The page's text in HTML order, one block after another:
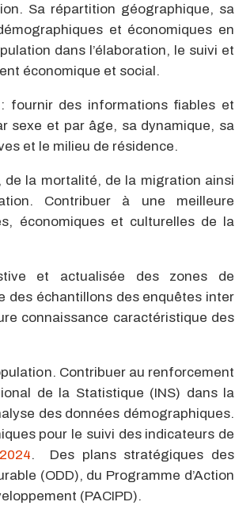
Sa répartition géographique, sa
et économiques en
dans l’élaboration, le suivi et
économique et social.
fournir des informations fiables et
sexe et par âge, sa dynamique, sa
et le milieu de résidence.
la mortalité, de la migration ainsi
Contribuer à une meilleure
économiques et culturelles de la
et actualisée des zones de
des échantillons des enquêtes inter
connaissance caractéristique des
Contribuer au renforcement
de la Statistique (INS) dans la
des données démographiques.
pour le suivi des indicateurs de
. Des plans stratégiques des
(ODD), du Programme d’Action
(PACIPD).